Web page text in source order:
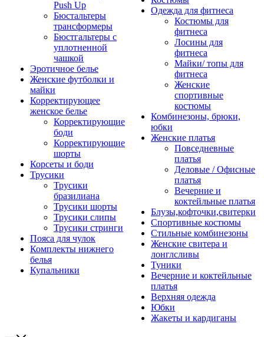
Push Up
Бюстальтеры
трансформеры
Бюстгальтеры с
уплотненной
чашкой
Эротичное белье
Женские футболки и
майки
Корректирующее
женское белье
Корректирующие
боди
Корректирующие
шорты
Корсеты и боди
Трусики
Трусики
бразилиана
Трусики шорты
Трусики слипы
Трусики стринги
Пояса для чулок
Комплекты нижнего
белья
Купальники
Одежда для фитнеса
Костюмы для
фитнеса
Лосины для
фитнеса
Майки/ топы для
фитнеса
Женские
спортивные
костюмы
Комбинезоны, брюки,
юбки
Женские платья
Повседневные
платья
Деловые / Офисные
платья
Вечерние и
коктейльные платья
Блузы,кофточки,свитерки
Спортивные костюмы
Стильные комбинезоны
Женские свитера и
лонглсливы
Туники
Вечерние и коктейльные
платья
Верхняя одежда
Юбки
Жакеты и кардиганы